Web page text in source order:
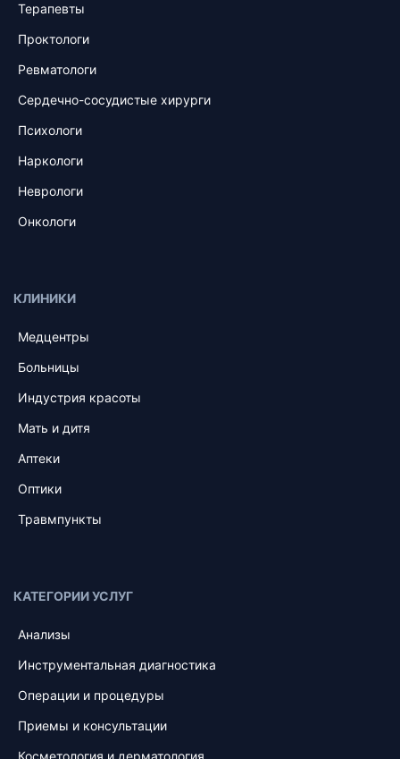
Терапевты
Проктологи
Ревматологи
Сердечно-сосудистые хирурги
Психологи
Наркологи
Неврологи
Онкологи
КЛИНИКИ
Медцентры
Больницы
Индустрия красоты
Мать и дитя
Аптеки
Оптики
Травмпункты
КАТЕГОРИИ УСЛУГ
Анализы
Инструментальная диагностика
Операции и процедуры
Приемы и консультации
Косметология и дерматология